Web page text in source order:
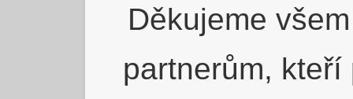
Děkujeme
partnerům,